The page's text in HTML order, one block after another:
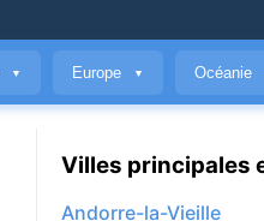
▼ Europe ▼ Océanie
Villes principales
Andorre-la-Vieille